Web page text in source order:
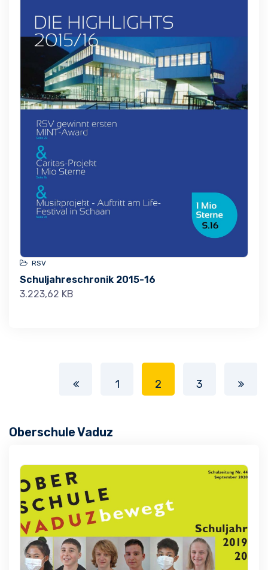
RSV
Schuljahreschronik 2015-16
3.223,62 KB
1 2 3
Oberschule Vaduz